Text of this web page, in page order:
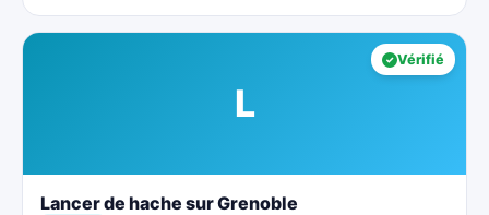
L
Vérifié
Lancer de hache sur Grenoble